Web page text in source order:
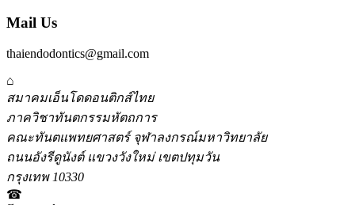
Mail Us
thaiendodontics@gmail.com
⌂
สมาคมเอ็นโดดอนติกส์ไทย
ภาควิชาทันตกรรมหัตถการ
คณะทันตแพทยศาสตร์ จุฬาลงกรณ์มหาวิทยาลัย
ถนนอังรีดูนังต์ แขวงวังใหม่ เขตปทุมวัน
กรุงเทพ 10330
☎